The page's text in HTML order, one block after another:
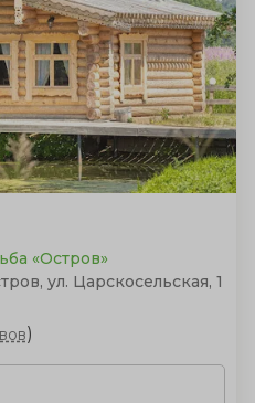
«Остров»
ул. Царскосельская, 1
)